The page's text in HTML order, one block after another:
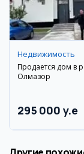
Недвижимость
Продается дом в
Олмазор
295 000 y.e